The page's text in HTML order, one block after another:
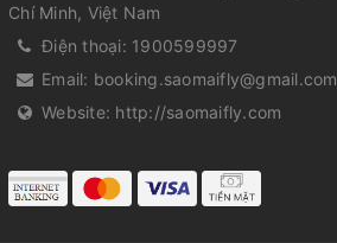
Chí Minh, Việt Nam
Điện thoại: 1900599997
Email: booking.saomaifly@gmail.com
Website: http://saomaifly.com